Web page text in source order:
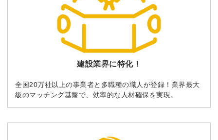
建設業界に特化！
全国20万社以上の事業者と多職種の職人が登録！業界最大
級のマッチング基盤で、効率的な人材確保を実現。